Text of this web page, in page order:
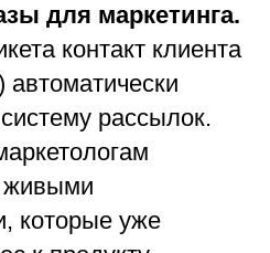
для маркетинга.
контакт клиента
рассылок.
живыми
которые уже